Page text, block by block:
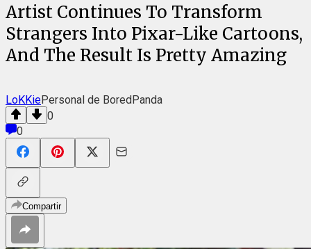
Artist Continues To Transform
Strangers Into Pixar-Like Cartoons,
And The Result Is Pretty Amazing
LoKKiePersonal de BoredPanda
0
0
Compartir